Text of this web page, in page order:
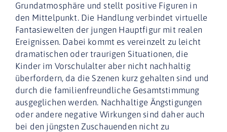
Grundatmosphäre und stellt positive Figuren in
den Mittelpunkt. Die Handlung verbindet virtuelle
Fantasiewelten der jungen Hauptfigur mit realen
Ereignissen. Dabei kommt es vereinzelt zu leicht
dramatischen oder traurigen Situationen, die
Kinder im Vorschulalter aber nicht nachhaltig
überfordern, da die Szenen kurz gehalten sind und
durch die familienfreundliche Gesamtstimmung
ausgeglichen werden. Nachhaltige Ängstigungen
oder andere negative Wirkungen sind daher auch
bei den jüngsten Zuschauenden nicht zu